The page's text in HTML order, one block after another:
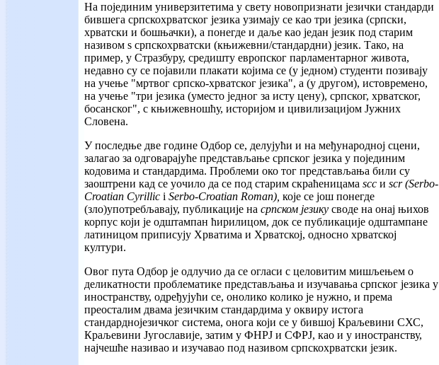
На појединим универзитетима у свету новопризнати језички стандарди
бившега српскохрватског језика узимају се као три језика (српски,
хрватски и бошњачки), а понегде и даље као један језик под старим
називом ѕ српскохрватски (књижевни/стандардни) језик. Тако, на
пример, у Стразбуру, средишту европског парламентарног живота,
недавно су се појавили плакати којима се (у једном) студенти позивају
на учење "мртвог српско-хрватског језика", а (у другом), истовремено,
на учење "три језика (уместо једног за исту цену), српског, хрватског,
босанског", с књижевношћу, историјом и цивилизацијом Јужних
Словена.
У последње две године Одбор се, делујући и на међународној сцени,
залагао за одговарајуће представљање српског језика у појединим
кодовима и стандардима. Проблеми око тог представљања били су
заоштрени кад се уочило да се под старим скраћеницама scc и scr (Serbo-
Croatian Cyrillic i Serbo-Croatian Roman), које се још понегде
(зло)употребљавају, публикације на српском језику своде на онај њихов
корпус који је одштампан ћирилицом, док се публикације одштампане
латиницом приписују Хрватима и Хрватској, односно хрватској
култури.
Овог пута Одбор је одлучио да се огласи с целовитим мишљењем о
деликатности проблематике представљања и изучавања српског језика у
иностранству, одређујући се, онолико колико је нужно, и према
преосталим двама језичким стандардима у оквиру истога
стандарднојезичког система, онога који се у бившој Краљевини СХС,
Краљевини Југославије, затим у ФНРЈ и СФРЈ, као и у иностранству,
најчешће називао и изучавао под називом српскохрватски језик.